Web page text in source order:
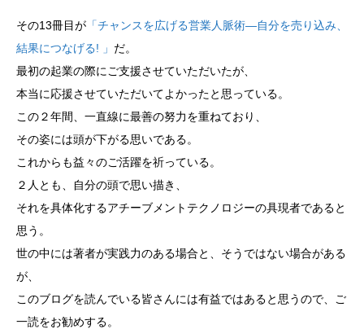
その13冊目が 「チャンスを広げる営業人脈術―自分を売り込み、
結果につなげる! 」 だ。
最初の起業の際にご支援させていただいたが、
本当に応援させていただいてよかったと思っている。
この２年間、一直線に最善の努力を重ねており、
その姿には頭が下がる思いである。
これからも益々のご活躍を祈っている。
２人とも、自分の頭で思い描き、
それを具体化するアチーブメントテクノロジーの具現者であると
思う。
世の中には著者が実践力のある場合と、そうではない場合がある
が、
このブログを読んでいる皆さんには有益ではあると思うので、ご
一読をお勧めする。